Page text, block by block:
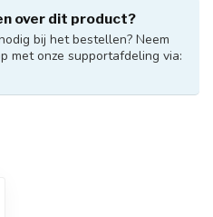
over dit product?
bij het bestellen? Neem
met onze supportafdeling via: